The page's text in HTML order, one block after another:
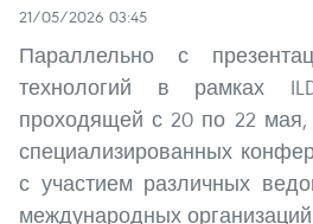
21/05/2026 03:45
Параллельно с
технологий в рамках
проходящей с 20 по 22 мая,
специализированных
с участием различных
международных